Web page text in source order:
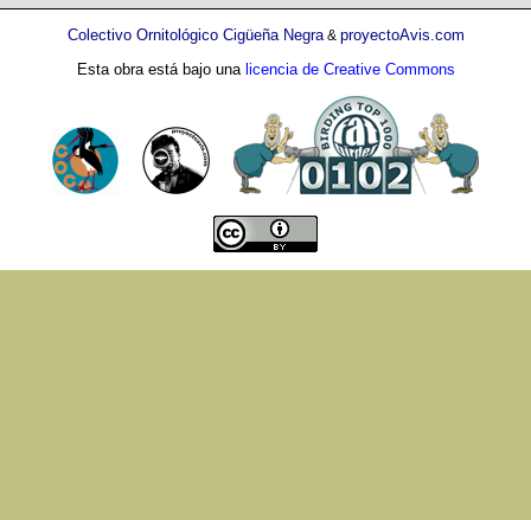
Colectivo Ornitológico Cigüeña Negra& proyectoAvis.com
Esta obra está bajo una licencia de Creative Commons